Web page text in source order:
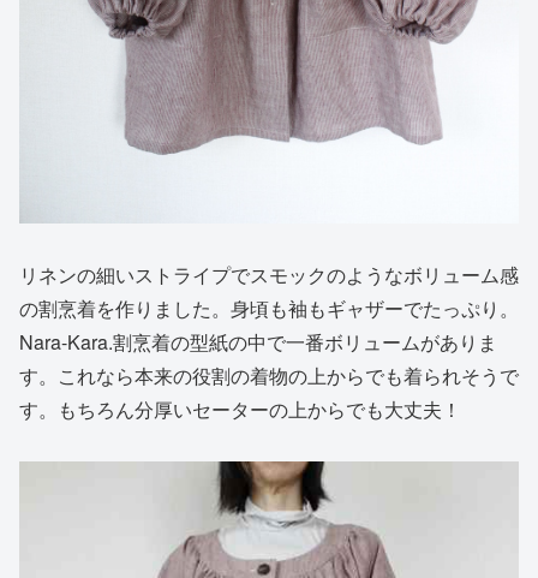
リネンの細いストライプでスモックのようなボリューム感
の割烹着を作りました。身頃も袖もギャザーでたっぷり。
Nara-Kara.割烹着の型紙の中で一番ボリュームがありま
す。これなら本来の役割の着物の上からでも着られそうで
す。もちろん分厚いセーターの上からでも大丈夫！